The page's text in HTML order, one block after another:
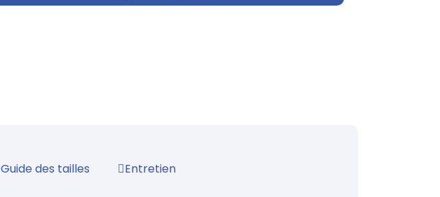
Guide des tailles Entretien